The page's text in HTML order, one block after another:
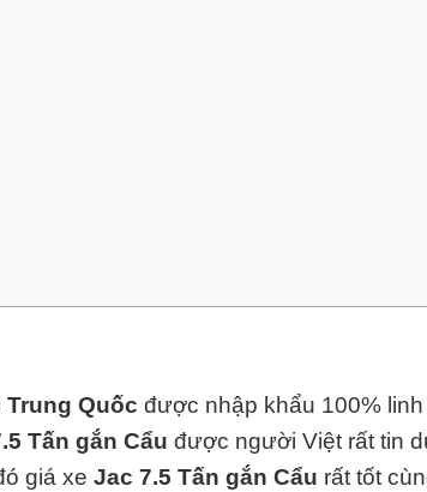
Trung Quốc được nhập khẩu 100%
Tấn gắn Cẩu được người Việt rất tin
giá xe Jac 7.5 Tấn gắn Cẩu rất tốt